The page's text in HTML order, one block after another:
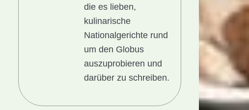
die es lieben,
kulinarische
Nationalgerichte rund
um den Globus
auszuprobieren und
darüber zu schreiben.